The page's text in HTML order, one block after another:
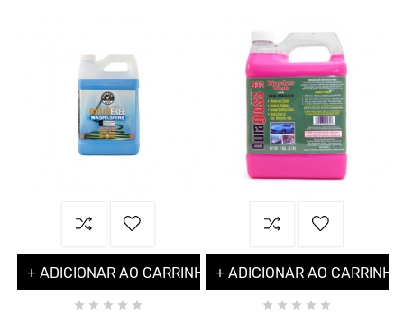
+ ADICIONAR AO CARRINHO
    
+ ADICIONAR AO CARRINHO
    